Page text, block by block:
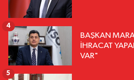
BAŞKAN
İHRACAT
VAR"
4
5